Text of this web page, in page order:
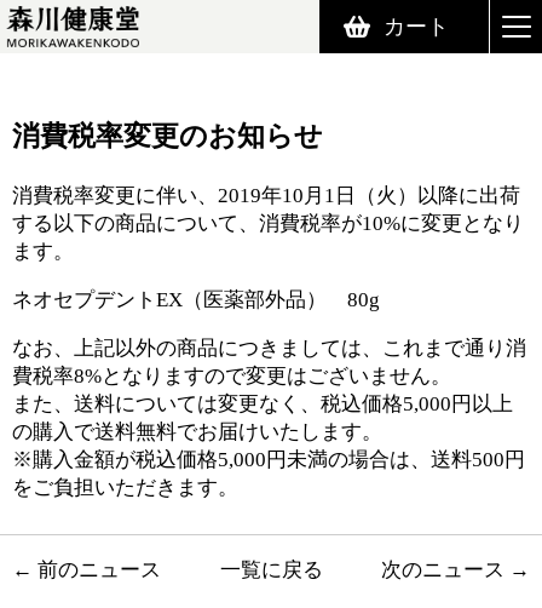
カート
消費税率変更のお知らせ
消費税率変更に伴い、2019年10月1日（火）以降に出荷
する以下の商品について、消費税率が10%に変更となり
ます。
ネオセプデントEX（医薬部外品） 80g
なお、上記以外の商品につきましては、これまで通り消
費税率8%となりますので変更はございません。
また、送料については変更なく、税込価格5,000円以上
の購入で送料無料でお届けいたします。
※購入金額が税込価格5,000円未満の場合は、送料500円
をご負担いただきます。
← 前のニュース 一覧に戻る 次のニュース →